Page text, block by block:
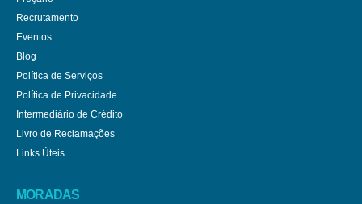
Recrutamento
Eventos
Blog
Política de Serviços
Política de Privacidade
Intermediário de Crédito
Livro de Reclamações
Links Úteis
MORADAS